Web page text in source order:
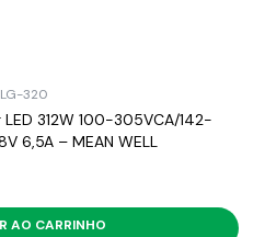
320
312W 100-305VCA/142-
6,5A – MEAN WELL
AO CARRINHO